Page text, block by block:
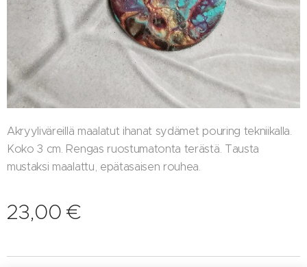
Akryyliväreillä maalatut ihanat sydämet pouring tekniikalla.
Koko 3 cm. Rengas ruostumatonta terästä. Tausta
mustaksi maalattu, epätasaisen rouhea.
23,00 €